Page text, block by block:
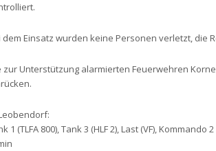
dem Einsatz wurden keine Personen verletzt, die
zur Unterstützung alarmierten Feuerwehren
1 (TLFA 800), Tank 3 (HLF 2), Last (VF), Kommando 2